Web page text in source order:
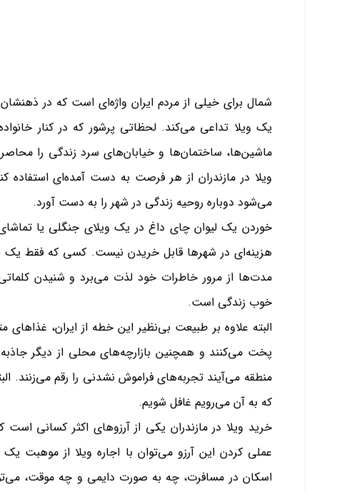
شمال برای خیلی از مردم ایران واژه‌ای است که در
یک ویلا تداعی می‌کند. لحظاتی پرشور که در کنار
ماشین‌ها، ساختمان‌ها و خیابان‌های سرد زندگی را
ویلا در مازندران از هر فرصت به دست آمده‌ای استفاده
می‌شود دوباره روحیه زندگی در شهر را به دست آورد.
خوردن یک لیوان چای داغ در یک ویلای جنگلی یا
هزینه‌ای در شهرها قابل خریدن نیست. کسی که فقط یک
مدت‌ها از مرور خاطرات خود لذت می‌برد و شنیدن
خوب زندگی است.
البته علاوه بر طبیعت بی‌نظیر این خطه از ایران،
پخت می‌کنند و همچنین بازارچه‌های محلی از دیگر
منطقه می‌آیند تجربه‌های فراموش نشدنی را رقم می‌زنند.
که به آن می‌رویم غافل شویم.
خرید ویلا در مازندران یکی از آرزوهای اکثر کسانی
عملی کردن این آرزو می‌توان با اجاره ویلا از
اسکان در مسافرت، چه به صورت دایمی و چه موقت،